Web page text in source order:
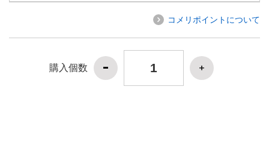
コメリポイントについて
購入個数